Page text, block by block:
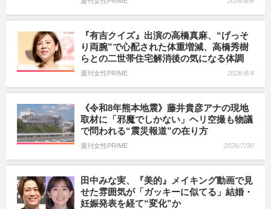
『有吉クイズ』出演の高橋真麻、“げっそ
り両腕”で心配された体重増減、高橋秀樹
らとの二世帯住宅解消後の気になる体調
週刊女性PRIME 2026/8/4
《令和8年熊本地震》藤井貴彦アナの現地
取材に「邪魔でしかない」ヘリ空撮も物議
で問われる“震災報道”の在り方
週刊女性PRIME 2026/7/30
田中みな実、『美的』メイキング動画で見
せた雰囲気が「ガッキーに似てる」結婚・
妊娠発表を経て“変化”か